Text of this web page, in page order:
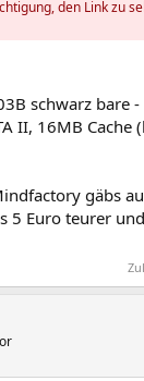
den Link zu
schwarz bare
II, 16MB Cache
gäbs
5 Euro teurer